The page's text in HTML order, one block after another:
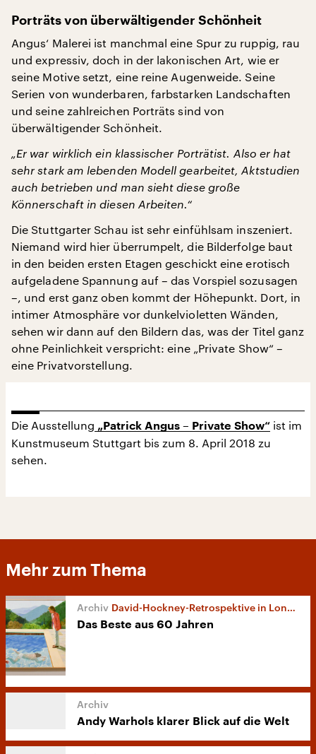
Porträts von überwältigender Schönheit
Angus‘ Malerei ist manchmal eine Spur zu ruppig, rau
und expressiv, doch in der lakonischen Art, wie er
seine Motive setzt, eine reine Augenweide. Seine
Serien von wunderbaren, farbstarken Landschaften
und seine zahlreichen Porträts sind von
überwältigender Schönheit.
„Er war wirklich ein klassischer Porträtist. Also er hat
sehr stark am lebenden Modell gearbeitet, Aktstudien
auch betrieben und man sieht diese große
Könnerschaft in diesen Arbeiten.“
Die Stuttgarter Schau ist sehr einfühlsam inszeniert.
Niemand wird hier überrumpelt, die Bilderfolge baut
in den beiden ersten Etagen geschickt eine erotisch
aufgeladene Spannung auf – das Vorspiel sozusagen
–, und erst ganz oben kommt der Höhepunkt. Dort, in
intimer Atmosphäre vor dunkelvioletten Wänden,
sehen wir dann auf den Bildern das, was der Titel ganz
ohne Peinlichkeit verspricht: eine „Private Show“ –
eine Privatvorstellung.
Die Ausstellung „Patrick Angus – Private Show“ ist im
Kunstmuseum Stuttgart bis zum 8. April 2018 zu
sehen.
Mehr zum Thema
David-Hockney-Retrospektive in London
Das Beste aus 60 Jahren
Andy Warhols klarer Blick auf die Welt